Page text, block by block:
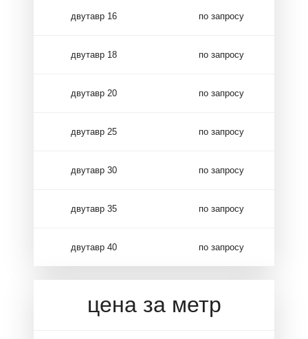
двутавр 16 по запросу
двутавр 18 по запросу
двутавр 20 по запросу
двутавр 25 по запросу
двутавр 30 по запросу
двутавр 35 по запросу
двутавр 40 по запросу
цена за метр